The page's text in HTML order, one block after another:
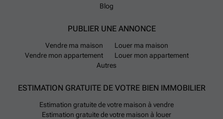
Blog
PUBLIER UNE ANNONCE
Vendre ma maison
Louer ma maison
Vendre mon appartement
Louer mon appartement
Autres
ESTIMATION GRATUITE DE VOTRE BIEN IMMOBILIER
Estimation gratuite de votre maison à vendre
Estimation gratuite de votre maison à louer